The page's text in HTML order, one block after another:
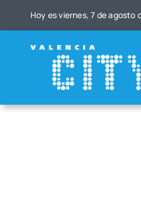
Hoy es vier­nes, 7 de agos­to